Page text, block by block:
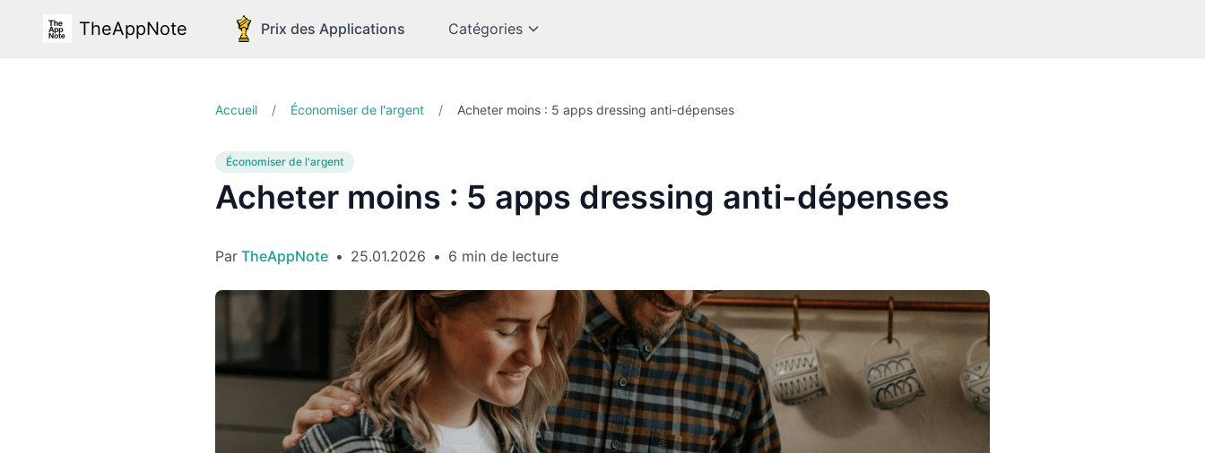
TheAppNote Prix des Applications Catégories
Accueil / Économiser de l'argent / Acheter moins : 5 apps dressing anti-dépenses
Économiser de l'argent
Acheter moins : 5 apps dressing anti-dépenses
Par TheAppNote • 25.01.2026 • 6 min de lecture